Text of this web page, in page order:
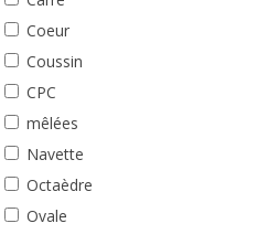
Coeur
Coussin
CPC
mêlées
Navette
Octaèdre
Ovale